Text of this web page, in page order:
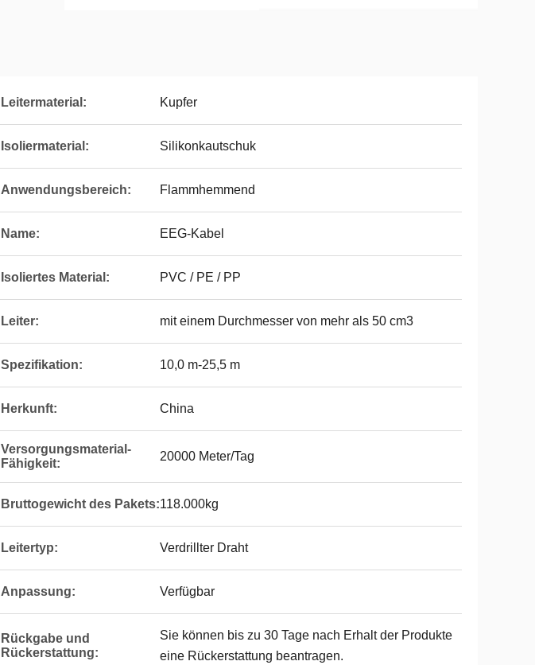
Leitermaterial: Kupfer
Isoliermaterial: Silikonkautschuk
Anwendungsbereich: Flammhemmend
Name: EEG-Kabel
Isoliertes Material: PVC / PE / PP
Leiter: mit einem Durchmesser von mehr als 50 cm3
Spezifikation: 10,0 m-25,5 m
Herkunft: China
Versorgungsmaterial-
Fähigkeit:
20000 Meter/Tag
Bruttogewicht des Pakets:118.000kg
Leitertyp: Verdrillter Draht
Anpassung: Verfügbar
Rückgabe und
Rückerstattung:
Sie können bis zu 30 Tage nach Erhalt der Produkte
eine Rückerstattung beantragen.